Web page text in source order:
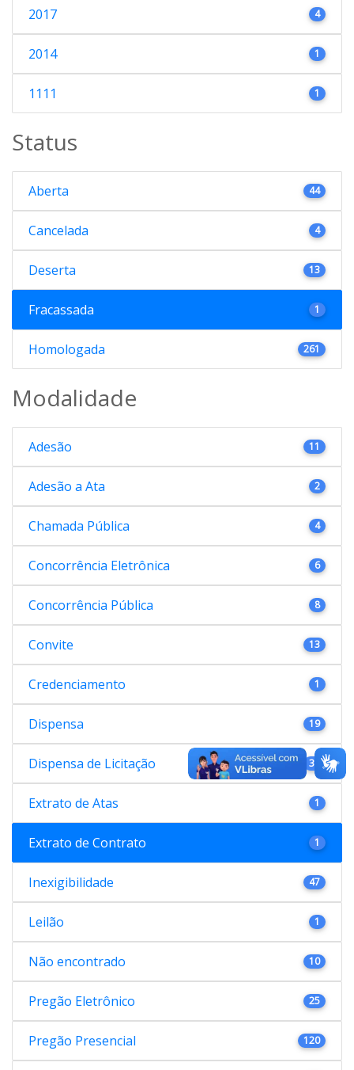
2017 4
2014 1
1111 1
Status
Aberta 44
Cancelada 4
Deserta 13
Fracassada 1
Homologada 261
Modalidade
Adesão 11
Adesão a Ata 2
Chamada Pública 4
Concorrência Eletrônica 6
Concorrência Pública 8
Convite 13
Credenciamento 1
Dispensa 19
Dispensa de Licitação 38
Extrato de Atas 1
Extrato de Contrato 1
Inexigibilidade 47
Leilão 1
Não encontrado 10
Pregão Eletrônico 25
Pregão Presencial 120